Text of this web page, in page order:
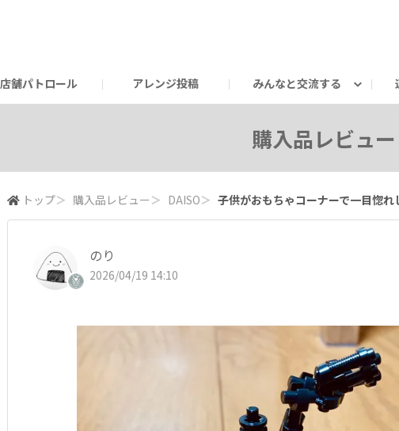
店舗パトロール アレンジ投稿 みんなと交流する
購入品レビュー
トップ＞ 購入品レビュー ＞ DAISO＞ 子供がおもちゃコーナーで一目惚
のり
2026/04/19 14:10